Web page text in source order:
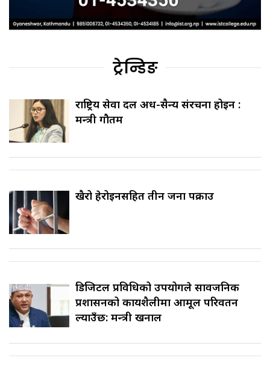
ट्रेन्डिङ
राष्ट्रिय सेवा दल अर्ध-सैन्य संरचना होइन :
मन्त्री गौतम
खैरो हेरोइनसहित तीन जना पक्राउ
डिजिटल प्रविधिको उपयोगले सार्वजनिक
प्रशासनको कार्यशैलीमा आमूल परिवर्तन
ल्याउँछ: मन्त्री खनाल